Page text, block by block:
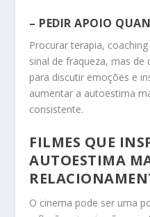
– PEDIR APOIO
Procurar terapia,
sinal de fraqueza, mas de
para discutir emoções e
aumentar a autoestima
consistente.
FILMES QUE
AUTOESTIMA
O cinema pode ser uma